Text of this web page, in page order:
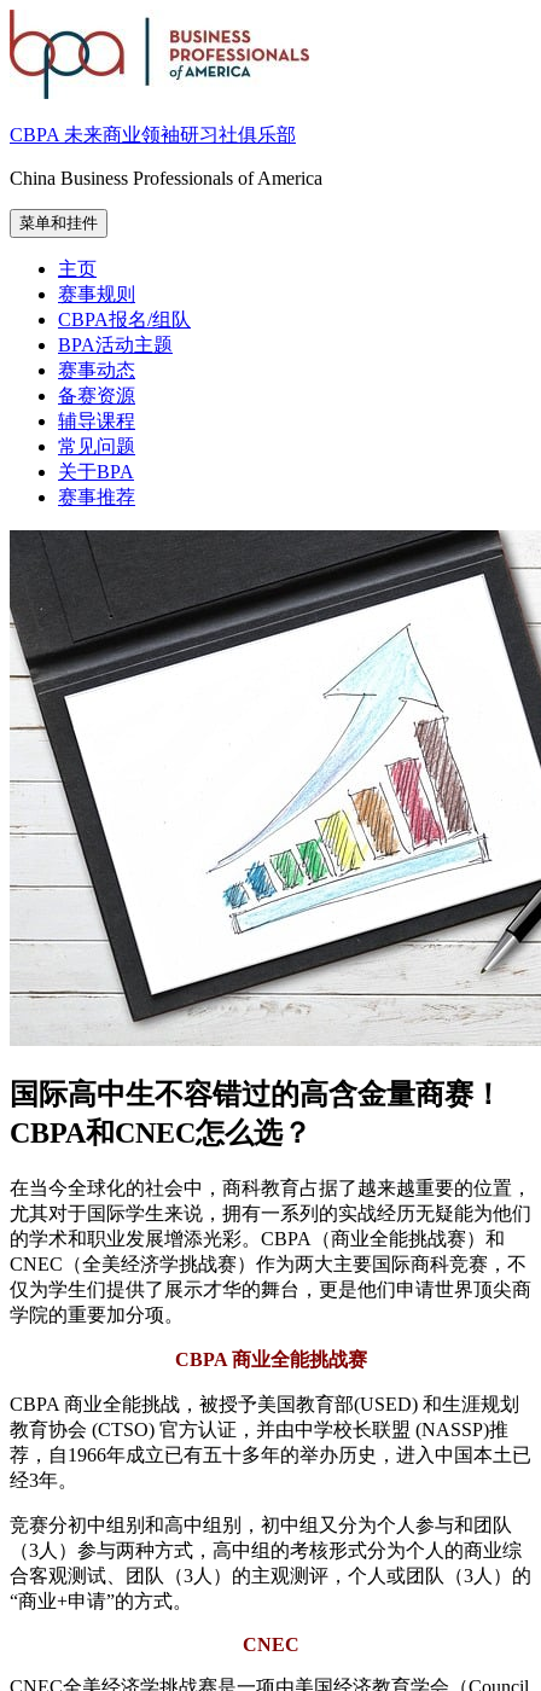
至
内
CBPA 未来商业领袖研习社俱乐部
China Business Professionals of America
菜单和挂件
主页
赛事规则
CBPA报名/组队
BPA活动主题
赛事动态
备赛资源
辅导课程
常见问题
关于BPA
赛事推荐
国际高中生不容错过的高含金量商赛！
CBPA和CNEC怎么选？
在当今全球化的社会中，商科教育占据了越来越重要的位置，
尤其对于国际学生来说，拥有一系列的实战经历无疑能为他们
的学术和职业发展增添光彩。CBPA（商业全能挑战赛）和
CNEC（全美经济学挑战赛）作为两大主要国际商科竞赛，不
仅为学生们提供了展示才华的舞台，更是他们申请世界顶尖商
学院的重要加分项。
CBPA 商业全能挑战赛
CBPA 商业全能挑战，被授予美国教育部(USED) 和生涯规划
教育协会 (CTSO) 官方认证，并由中学校长联盟 (NASSP)推
荐，自1966年成立已有五十多年的举办历史，进入中国本土已
经3年。
竞赛分初中组别和高中组别，初中组又分为个人参与和团队
（3人）参与两种方式，高中组的考核形式分为个人的商业综
合客观测试、团队（3人）的主观测评，个人或团队（3人）的
“商业+申请”的方式。
CNEC
CNEC全美经济学挑战赛是一项由美国经济教育学会（Council